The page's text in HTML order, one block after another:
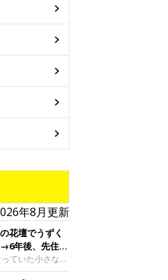
年8月更新
花壇でうずく
年後、先住猫
ていた小さな子
6年、先住猫と